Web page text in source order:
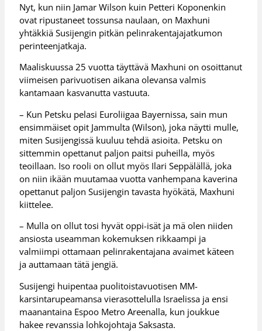
Nyt, kun niin Jamar Wilson kuin Petteri Koponenkin
ovat ripustaneet tossunsa naulaan, on Maxhuni
yhtäkkiä Susijengin pitkän pelinrakentajajatkumon
perinteenjatkaja.
Maaliskuussa 25 vuotta täyttävä Maxhuni on osoittanut
viimeisen parivuotisen aikana olevansa valmis
kantamaan kasvanutta vastuuta.
– Kun Petsku pelasi Euroliigaa Bayernissa, sain mun
ensimmäiset opit Jammulta (Wilson), joka näytti mulle,
miten Susijengissä kuuluu tehdä asioita. Petsku on
sittemmin opettanut paljon paitsi puheilla, myös
teoillaan. Iso rooli on ollut myös Ilari Seppälällä, joka
on niin ikään muutamaa vuotta vanhempana kaverina
opettanut paljon Susijengin tavasta hyökätä, Maxhuni
kiittelee.
– Mulla on ollut tosi hyvät oppi-isät ja mä olen niiden
ansiosta useamman kokemuksen rikkaampi ja
valmiimpi ottamaan pelinrakentajana avaimet käteen
ja auttamaan tätä jengiä.
Susijengi huipentaa puolitoistavuotisen MM-
karsintarupeamansa vierasottelulla Israelissa ja ensi
maanantaina Espoo Metro Areenalla, kun joukkue
hakee revanssia lohkojohtaja Saksasta.